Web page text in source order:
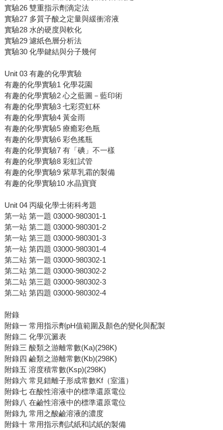
實驗26 雙重指示劑滴定法
實驗27 多質子酸之定量與緩衝溶液
實驗28 水的硬度與軟化
實驗29 濾紙色層分析法
實驗30 化學鍵結與分子幾何
Unit 03 有趣的化學實驗
有趣的化學實驗1 化學花園
有趣的化學實驗2 心之藍圖－藍印術
有趣的化學實驗3 七彩霓虹杯
有趣的化學實驗4 黃金雨
有趣的化學實驗5 療癒彩色瓶
有趣的化學實驗6 彩色搖瓶
有趣的化學實驗7 有「碘」不一樣
有趣的化學實驗8 彩虹試管
有趣的化學實驗9 紫草乳霜的製備
有趣的化學實驗10 水晶寶寶
Unit 04 丙級化學士術科考題
第一站 第一題 03000-980301-1
第一站 第二題 03000-980301-2
第一站 第三題 03000-980301-3
第一站 第四題 03000-980301-4
第二站 第一題 03000-980302-1
第二站 第二題 03000-980302-2
第二站 第三題 03000-980302-3
第二站 第四題 03000-980302-4
附錄
附錄一 常用指示劑pH值範圍及顏色的變化與配製
附錄二 化學沉澱表
附錄三 酸類之游離常數(Ka)(298K)
附錄四 鹼類之游離常數(Kb)(298K)
附錄五 溶度積常數(Ksp)(298K)
附錄六 常見錯離子形成常數Kf（室溫）
附錄七 在酸性溶液中的標準還原電位
附錄八 在鹼性溶液中的標準還原電位
附錄九 常用之酸鹼溶液的濃度
附錄十 常用指示劑試紙和試紙的製備